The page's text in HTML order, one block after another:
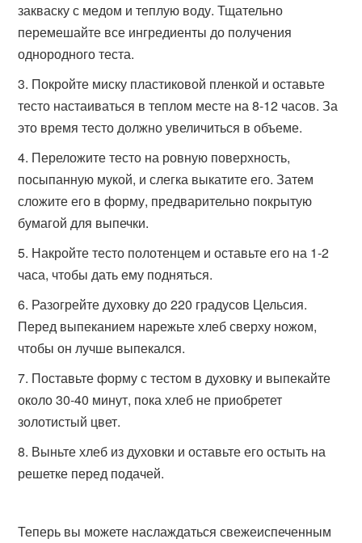
закваску с медом и теплую воду. Тщательно
перемешайте все ингредиенты до получения
однородного теста.
Покройте миску пластиковой пленкой и оставьте
тесто настаиваться в теплом месте на 8-12 часов. За
это время тесто должно увеличиться в объеме.
Переложите тесто на ровную поверхность,
посыпанную мукой, и слегка выкатите его. Затем
сложите его в форму, предварительно покрытую
бумагой для выпечки.
Накройте тесто полотенцем и оставьте его на 1-2
часа, чтобы дать ему подняться.
Разогрейте духовку до 220 градусов Цельсия.
Перед выпеканием нарежьте хлеб сверху ножом,
чтобы он лучше выпекался.
Поставьте форму с тестом в духовку и выпекайте
около 30-40 минут, пока хлеб не приобретет
золотистый цвет.
Выньте хлеб из духовки и оставьте его остыть на
решетке перед подачей.
Теперь вы можете наслаждаться свежеиспеченным